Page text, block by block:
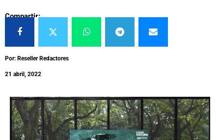
Compartir:
Por: Reseller Redactores
21 abril, 2022